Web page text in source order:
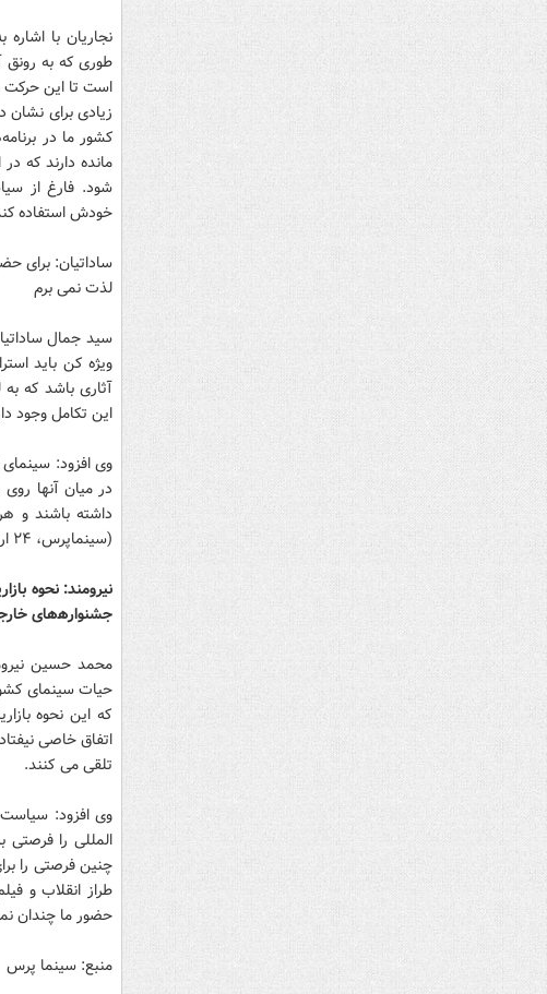
نجاریان با
طوری كه به رونق
است تا این حركت
زیادی برای نشان
كشور ما در
مانده دارند كه
شود. فارغ از
خودش استفاده كند.
ساداتیان: برای
لذت نمی برم
سید جمال
ویژه کن باید
آثاری باشد که
این تکامل وجود
وی افزود:
در میان آنها
داشته باشند و
(سينماپرس، ۲۴ ارديبهشت ۹۳)
نیرومند: نحوه
جشنواره‍‌های
محمد حسین
حیات سینمای
که این نحوه
اتفاق خاصی
تلقی می کنند.
وی افزود:
المللی را فرصتی
چنین فرصتی را
طراز انقلاب و
حضور ما چندان
منبع: سینما پرس